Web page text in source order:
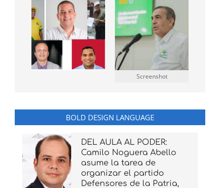
Screenshot
BOLD DESIGN LANGUAGE
DEL AULA AL PODER:
Camilo Noguera Abello
asume la tarea de
organizar el partido
Defensores de la Patria,